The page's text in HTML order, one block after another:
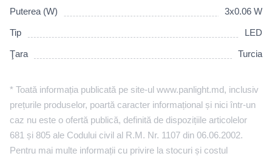
Puterea (W) 3x0.06 W
Tip LED
Ţara Turcia
* Toată informația publicată pe site-ul www.panlight.md, inclusiv
prețurile produselor, poartă caracter informațional și nici într-un
caz nu este o ofertă publică, definită de dispozițiile articolelor
681 și 805 ale Codului civil al R.M. Nr. 1107 din 06.06.2002.
Pentru mai multe informații cu privire la stocuri și costul